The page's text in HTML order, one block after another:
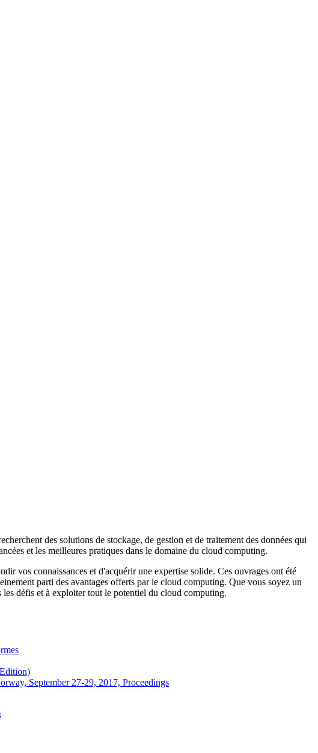
des solutions de stockage, de gestion et de traitement des données qui
et les meilleures pratiques dans le domaine du cloud computing.
vos connaissances et d'acquérir une expertise solide. Ces ouvrages ont été
parti des avantages offerts par le cloud computing. Que vous soyez un
défis et à exploiter tout le potentiel du cloud computing.
September 27-29, 2017, Proceedings